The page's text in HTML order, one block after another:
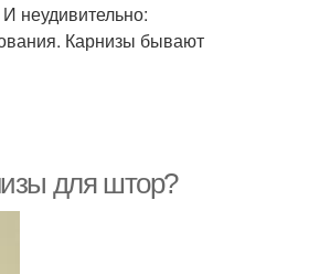
неудивительно:
Карнизы бывают
для штор?